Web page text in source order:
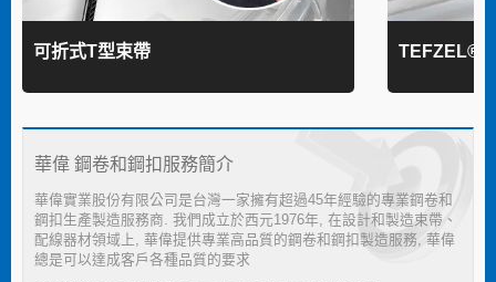
可折式T型束帶 TEFZEL®
華偉 鋼卷和鋼扣服務簡介
華偉實業股份有限公司是台灣一家擁有超過45年經驗的專業鋼卷和
鋼扣生產製造服務商. 我們成立於西元1976年, 在設計和製造束帶、
配線器材領域上, 華偉提供專業高品質的鋼卷和鋼扣製造服務, 華偉
總是可以達成客戶各種品質的要求